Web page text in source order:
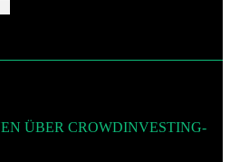
ÜBER CROWDINVESTING-